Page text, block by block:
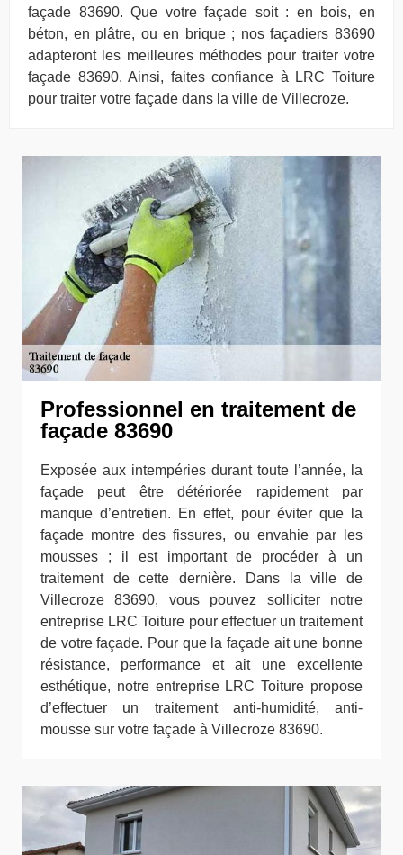
façade 83690. Que votre façade soit : en bois, en
béton, en plâtre, ou en brique ; nos façadiers 83690
adapteront les meilleures méthodes pour traiter votre
façade 83690. Ainsi, faites confiance à LRC Toiture
pour traiter votre façade dans la ville de Villecroze.
Professionnel en traitement de
façade 83690
Exposée aux intempéries durant toute l’année, la
façade peut être détériorée rapidement par
manque d’entretien. En effet, pour éviter que la
façade montre des fissures, ou envahie par les
mousses ; il est important de procéder à un
traitement de cette dernière. Dans la ville de
Villecroze 83690, vous pouvez solliciter notre
entreprise LRC Toiture pour effectuer un traitement
de votre façade. Pour que la façade ait une bonne
résistance, performance et ait une excellente
esthétique, notre entreprise LRC Toiture propose
d’effectuer un traitement anti-humidité, anti-
mousse sur votre façade à Villecroze 83690.